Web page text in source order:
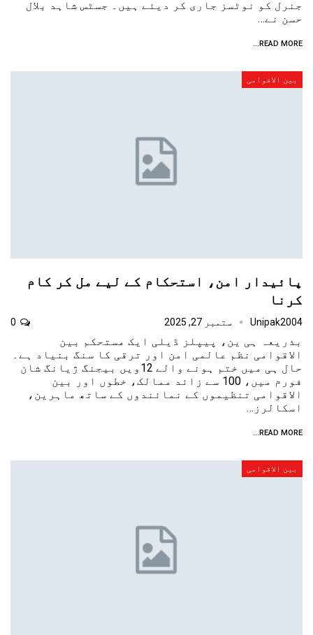
جنرل کو نوٹسز جاری کر دیئے ہیں۔ جسٹس شاہد بلال
حسن نے…
READ MORE...
بین الاقوامی
پائیدار امن، استحکام کے لیے مل کر کام
کرنا
Unipak2004 ستمبر 27, 2025
بذریعہ ہی ین، پیپلز ڈیلی ایک مستحکم بین
الاقوامی نظم عالمی امن اور ترقی کا سنگ بنیاد ہے۔
حال ہی میں ختم ہونے والے 12ویں بیجنگ ژیانگ شان
فورم میں، 100 سے زائد ممالک، خطوں اور بین
الاقوامی تنظیموں کے نمائندوں کے ساتھ ماہرین،
اسکالرز…
READ MORE...
بین الاقوامی